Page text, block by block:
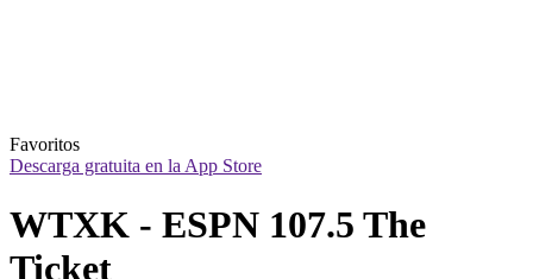
Favoritos
Descarga gratuita en la App Store
WTXK - ESPN 107.5 The
Ticket